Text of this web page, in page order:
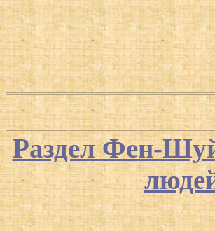
Раздел Фен-